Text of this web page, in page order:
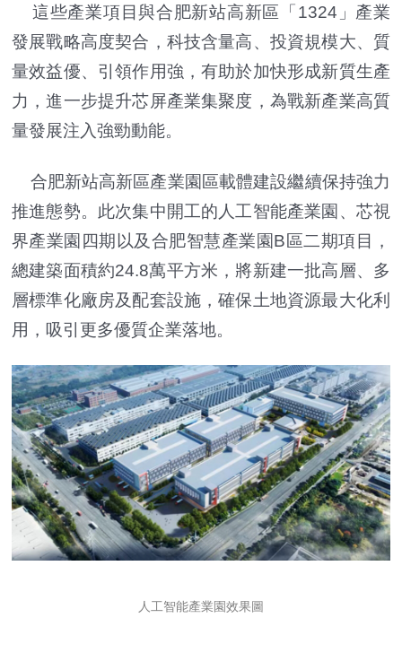
這些產業項目與合肥新站高新區「1324」產業
發展戰略高度契合，科技含量高、投資規模大、質
量效益優、引領作用強，有助於加快形成新質生產
力，進一步提升芯屏產業集聚度，為戰新產業高質
量發展注入強勁動能。
合肥新站高新區產業園區載體建設繼續保持強力
推進態勢。此次集中開工的人工智能產業園、芯視
界產業園四期以及合肥智慧產業園B區二期項目，
總建築面積約24.8萬平方米，將新建一批高層、多
層標準化廠房及配套設施，確保土地資源最大化利
用，吸引更多優質企業落地。
人工智能產業園效果圖